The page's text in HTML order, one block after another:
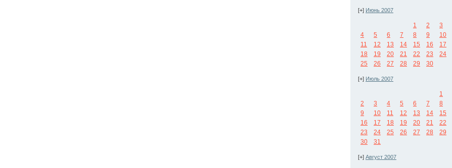
[+] Июнь 2007
1 2
3
4
5 6 7 8 9
10
11
12 13 14 15 16
17
18
19 20 21 22 23
24
25
26 27 28 29 30
[+] Июль 2007
1
2
3 4 5 6 7
8
9
10 11 12 13 14
15
16
17 18 19 20 21
22
23
24 25 26 27 28
29
30
31
[+] Август 2007